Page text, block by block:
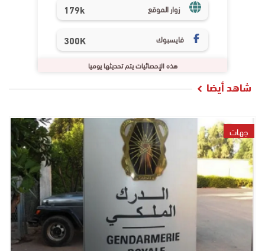
زوار الموقع 179k
فايسبوك 300K
هذه الإحصائيات يتم تحديثها يوميا
شاهد أيضا
جهات